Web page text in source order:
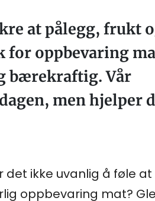
at pålegg, frukt
for oppbevaring
bærekraftig. Vår
men hjelper
ikke uvanlig å føle at
oppbevaring mat?